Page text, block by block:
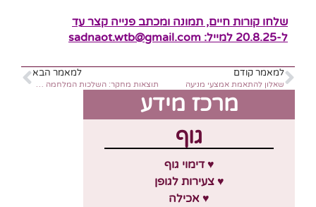
שלחו קורות חיים, תמונה ומכתב פנייה קצר עד
ל-20.8.25 למייל:
sadnaot.wtb@gmail.com
למאמר קודם
שאלון להתאמת אמצעי מניעה
למאמר הבא
מרכז מידע
גוף
♥ דימוי גוף
♥ צעירות לגופן
♥ אכילה